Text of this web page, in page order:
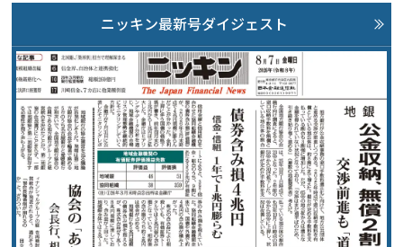
ニッキン最新号ダイジェスト